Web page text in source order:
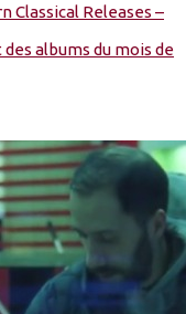
Classical Releases –
albums du mois de